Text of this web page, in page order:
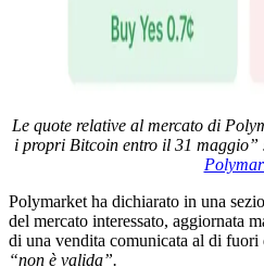
Le quote relative al mercato di
i propri Bitcoin entro il 31 maggio”
Polymarket ha dichiarato in una
del mercato interessato, aggiornata
di una vendita comunicata al di fuori
“non è valida”.